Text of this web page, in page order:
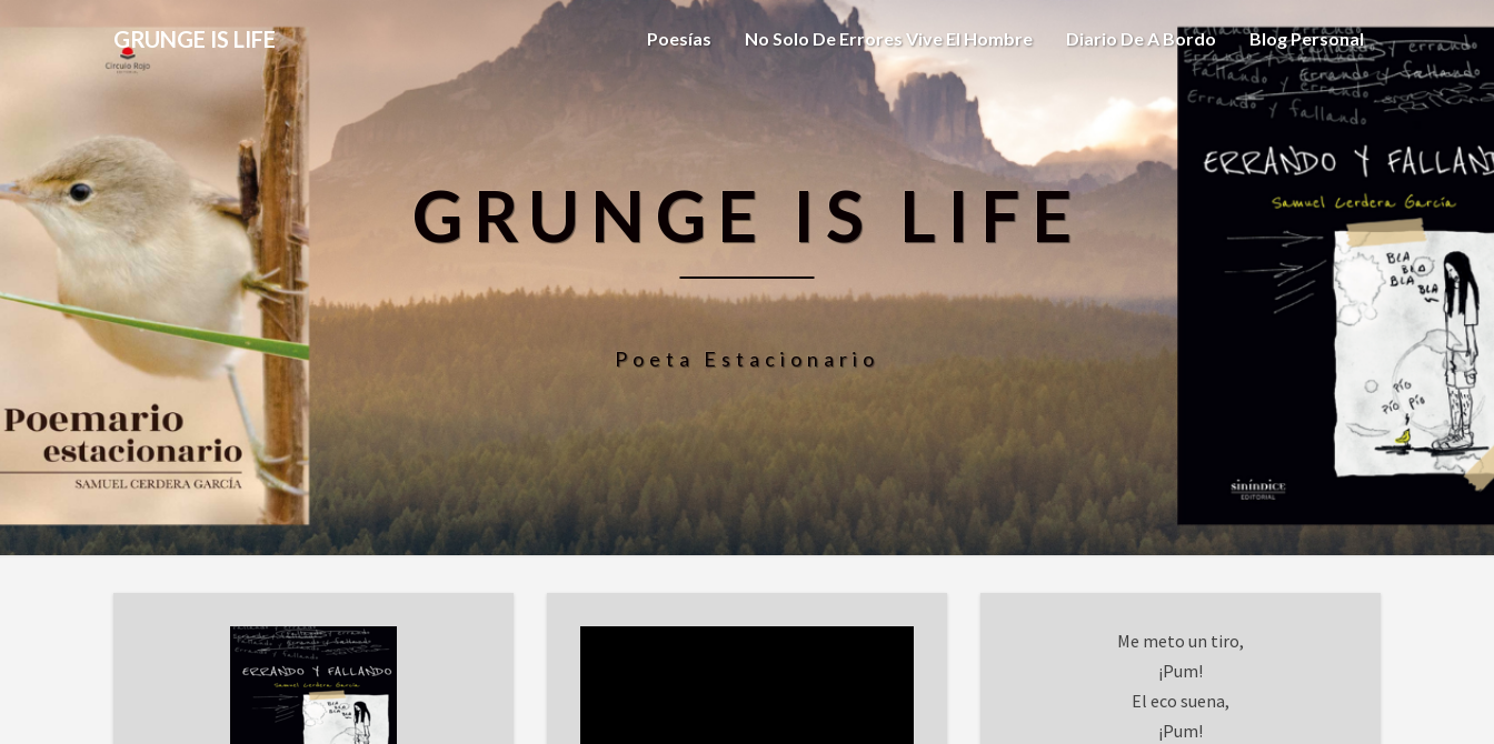
GRUNGE IS LIFE Poesías No Solo De Errores Vive El Hombre Diario De A Bordo Blog Personal
GRUNGE IS LIFE
Poeta Estacionario
Me meto un tiro,
¡Pum!
El eco suena,
¡Pum!